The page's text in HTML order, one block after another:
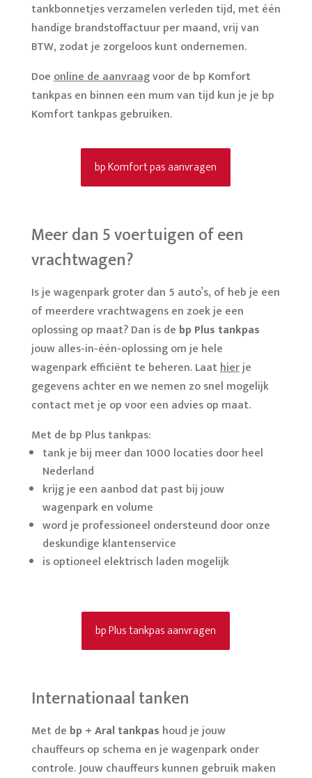
tankbonnetjes verzamelen verleden tijd, met één
handige brandstoffactuur per maand, vrij van
BTW, zodat je zorgeloos kunt ondernemen.
Doeonline de aanvraagvoor de bp Komfort
tankpas en binnen een mum van tijd kun je je bp
Komfort tankpas gebruiken.
bp Komfort pas aanvragen
Meer dan 5 voertuigen of een
vrachtwagen?
Is je wagenpark groter dan 5 auto’s, of heb je een
of meerdere vrachtwagens en zoek je een
oplossing op maat? Dan is de bp Plus tankpas
jouw alles-in-één-oplossing om je hele
wagenpark efficiënt te beheren. Laathierje
gegevens achter en we nemen zo snel mogelijk
contact met je op voor een advies op maat.
Met de bp Plus tankpas:
tank je bij meer dan 1000 locaties door heel
Nederland
krijg je een aanbod dat past bij jouw
wagenpark en volume
word je professioneel ondersteund door onze
deskundige klantenservice
is optioneel elektrisch laden mogelijk
bp Plus tankpas aanvragen
Internationaal tanken
Met de bp + Aral tankpas houd je jouw
chauffeurs op schema en je wagenpark onder
controle. Jouw chauffeurs kunnen gebruik maken